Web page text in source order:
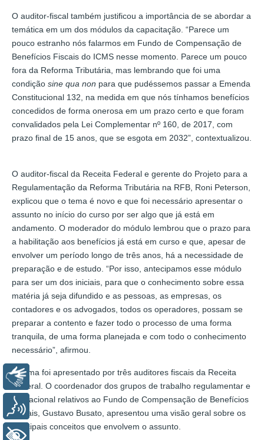
O auditor-fiscal também justificou a importância de se abordar a
temática em um dos módulos da capacitação. “Parece um
pouco estranho nós falarmos em Fundo de Compensação de
Benefícios Fiscais do ICMS nesse momento. Parece um pouco
fora da Reforma Tributária, mas lembrando que foi uma
condição sine qua non para que pudéssemos passar a Emenda
Constitucional 132, na medida em que nós tínhamos benefícios
concedidos de forma onerosa em um prazo certo e que foram
convalidados pela Lei Complementar nº 160, de 2017, com
prazo final de 15 anos, que se esgota em 2032”, contextualizou.
O auditor-fiscal da Receita Federal e gerente do Projeto para a
Regulamentação da Reforma Tributária na RFB, Roni Peterson,
explicou que o tema é novo e que foi necessário apresentar o
assunto no início do curso por ser algo que já está em
andamento. O moderador do módulo lembrou que o prazo para
a habilitação aos benefícios já está em curso e que, apesar de
envolver um período longo de três anos, há a necessidade de
preparação e de estudo. “Por isso, antecipamos esse módulo
para ser um dos iniciais, para que o conhecimento sobre essa
matéria já seja difundido e as pessoas, as empresas, os
contadores e os advogados, todos os operadores, possam se
preparar a contento e fazer todo o processo de uma forma
tranquila, de uma forma planejada e com todo o conhecimento
necessário”, afirmou.
O tema foi apresentado por três auditores fiscais da Receita
Federal. O coordenador dos grupos de trabalho regulamentar e
operacional relativos ao Fundo de Compensação de Benefícios
Fiscais, Gustavo Busato, apresentou uma visão geral sobre os
principais conceitos que envolvem o assunto.
Libras